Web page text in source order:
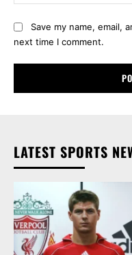
Save my name, email,
next time I comment.
LATEST SPORTS